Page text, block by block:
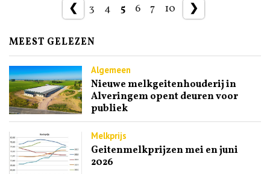
❮ 3 4 5 6 7 10 ❯
MEEST GELEZEN
Algemeen
Nieuwe melkgeitenhouderij in
Alveringem opent deuren voor
publiek
Melkprijs
Geitenmelkprijzen mei en juni
2026